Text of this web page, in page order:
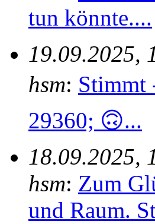
tun könnte....
19.09.2025,
hsm: Stimmt
29360; 🙃...
18.09.2025,
hsm: Zum
und Raum.